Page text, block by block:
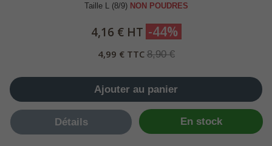
Taille L (8/9) NON POUDRES
4,16 € HT -44%
4,99 € TTC 8,90 €
Ajouter au panier
Détails En stock